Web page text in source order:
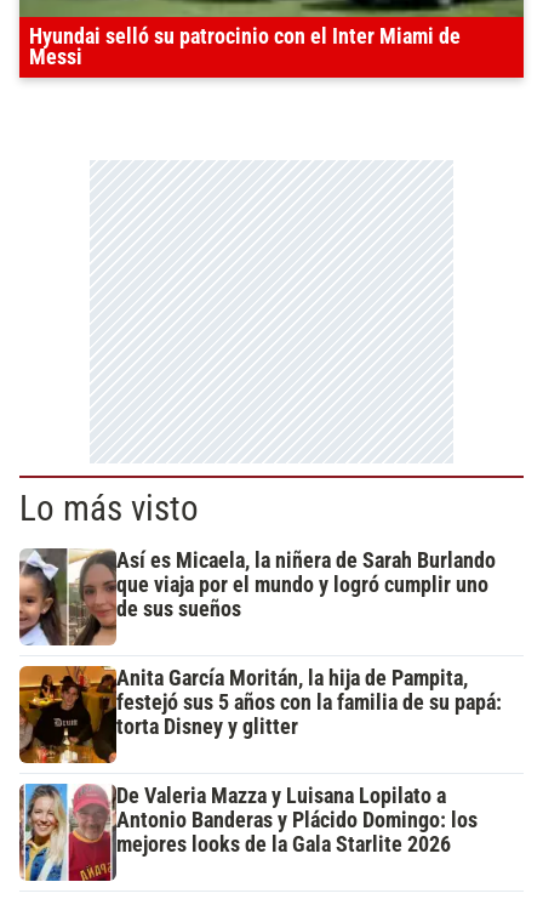
Hyundai selló su patrocinio con el Inter Miami de
Messi
Lo más visto
Así es Micaela, la niñera de Sarah Burlando
que viaja por el mundo y logró cumplir uno
de sus sueños
Anita García Moritán, la hija de Pampita,
festejó sus 5 años con la familia de su papá:
torta Disney y glitter
De Valeria Mazza y Luisana Lopilato a
Antonio Banderas y Plácido Domingo: los
mejores looks de la Gala Starlite 2026